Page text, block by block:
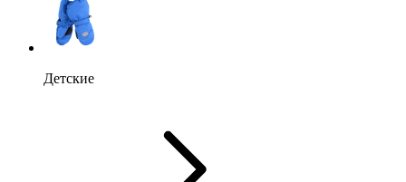
Детские